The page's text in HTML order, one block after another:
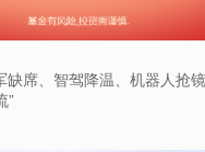
缺席、智驾降温、机器人抢
”